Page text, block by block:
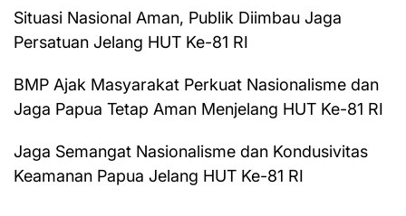
Situasi Nasional Aman, Publik Diimbau Jaga
Persatuan Jelang HUT Ke-81 RI
BMP Ajak Masyarakat Perkuat Nasionalisme dan
Jaga Papua Tetap Aman Menjelang HUT Ke-81 RI
Jaga Semangat Nasionalisme dan Kondusivitas
Keamanan Papua Jelang HUT Ke-81 RI